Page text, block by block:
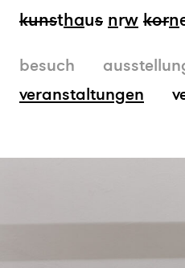
kunsthaus nrw korn
besuch
veranstaltungen